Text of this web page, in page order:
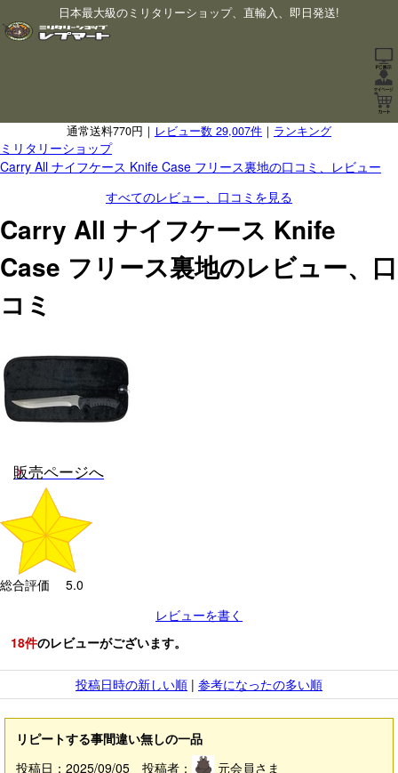
日本最大級のミリタリーショップ、直輸入、即日発送!
通常送料770円｜ レビュー数 29,007件 ｜ ランキング
ミリタリーショップ
Carry All ナイフケース Knife Case フリース裏地の口コミ、レビュー
すべてのレビュー、口コミを見る
Carry All ナイフケース Knife
Case フリース裏地のレビュー、口
コミ
販売ページへ
総合評価 5.0
レビューを書く
18件のレビューがございます。
投稿日時の新しい順 | 参考になったの多い順
リピートする事間違い無しの一品
投稿日：2025/09/05 投稿者：
元会員さま